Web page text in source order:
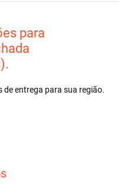
para
de entrega para sua região.